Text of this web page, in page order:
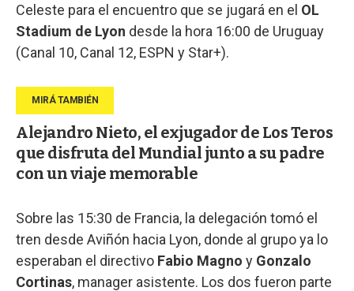
Celeste para el encuentro que se jugará en el OL
Stadium de Lyon desde la hora 16:00 de Uruguay
(Canal 10, Canal 12, ESPN y Star+).
Alejandro Nieto, el exjugador de Los Teros
que disfruta del Mundial junto a su padre
con un viaje memorable
Sobre las 15:30 de Francia, la delegación tomó el
tren desde Aviñón hacia Lyon, donde al grupo ya lo
esperaban el directivo Fabio Magno y Gonzalo
Cortinas, manager asistente. Los dos fueron parte